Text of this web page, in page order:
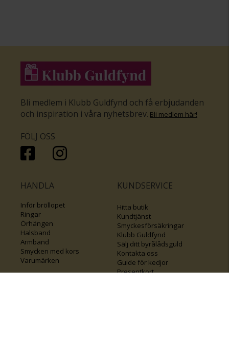
Bli medlem i Klubb Guldfynd och få erbjudanden
och inspiration i våra nyhetsbrev. Bli medlem här!
FÖLJ OSS
HANDLA
Inför bröllopet
Ringar
Örhängen
Halsband
Armband
Smycken med kors
Varumärken
KUNDSERVICE
Hitta butik
Kundtjänst
Smyckesförsäkringar
Klubb Guldfynd
Sälj ditt byrålådsguld
Kontakta oss
Guide för kedjor
Presentkort